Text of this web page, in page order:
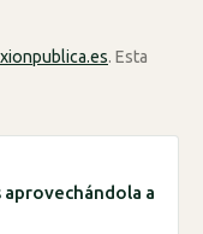
. Esta
aprovechándola a